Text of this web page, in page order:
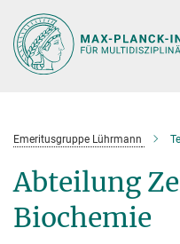
Hauptinhalt
Emeritusgruppe Lührmann
Abteilung
Biochemie